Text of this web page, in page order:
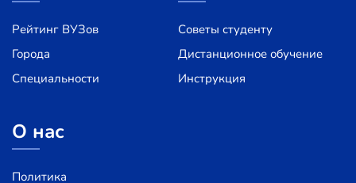
Рейтинг ВУЗов
Города
Специальности
Советы студенту
Дистанционное обучение
Инструкция
О нас
Политика